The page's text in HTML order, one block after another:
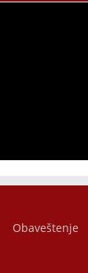
Obaveštenje